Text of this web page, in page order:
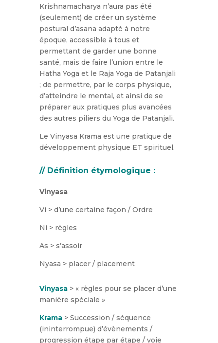
Krishnamacharya n’aura pas été
(seulement) de créer un système
postural d’asana adapté à notre
époque, accessible à tous et
permettant de garder une bonne
santé, mais de faire l’union entre le
Hatha Yoga et le Raja Yoga de Patanjali
; de permettre, par le corps physique,
d’atteindre le mental, et ainsi de se
préparer aux pratiques plus avancées
des autres piliers du Yoga de Patanjali.
Le Vinyasa Krama est une pratique de
développement physique ET spirituel.
// Définition étymologique :
Vinyasa
Vi > d’une certaine façon / Ordre
Ni > règles
As > s’assoir
Nyasa > placer / placement
Vinyasa> « règles pour se placer d’une
manière spéciale »
Krama> Succession / séquence
(ininterrompue) d’évènements /
progression étape par étape / voie